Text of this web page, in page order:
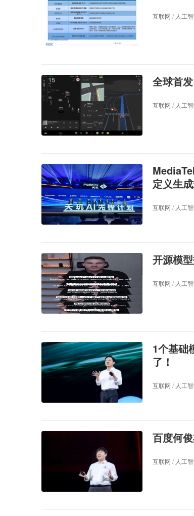
互联网 / 人工
全球首
互联网 / 人工
定义生
互联网 / 人工
开源模
互联网 / 人工
1个基础
了！
互联网 / 人工
百度何
互联网 / 人工